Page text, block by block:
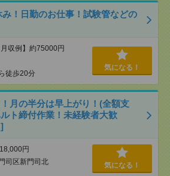
！日勤のお仕事！試験管などの
収例】約75000円
徒歩20分
気になる！
月の半分は早上がり！(全額支
ト締付作業！未経験者大歓
円
司区新門司北 気になる！